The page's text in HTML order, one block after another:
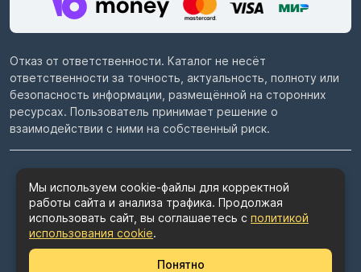
Отказ от ответственности. Каталог не несёт
ответственности за точность, актуальность, полноту или
безопасность информации, размещённой на сторонних
ресурсах. Пользователь принимает решение о
взаимодействии с ними на собственный риск.
Пользовательское соглашение
Политика конфиденциальности
Политика использования cookie
Мы используем cookie-файлы для корректной
работы сайта и анализа трафика. Продолжая
использовать сайт, вы соглашаетесь с политикой
использования cookie.
Понятно